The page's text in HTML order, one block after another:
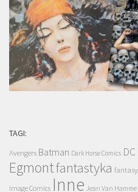
TAGI:
Avengers Batman Dark Horse Comics DC
Egmontfantastyka fantasy
Image Comics Inne Jean Van Hamme